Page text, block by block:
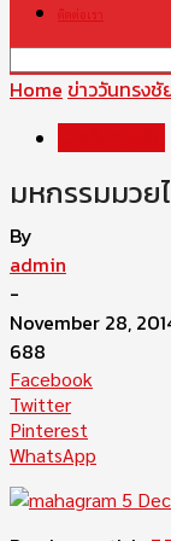
ติดต่อเรา
Home ข่าววันทรงชั
มหกรรมมวย
By
admin
-
November 28,
688
Facebook
Twitter
Pinterest
WhatsApp